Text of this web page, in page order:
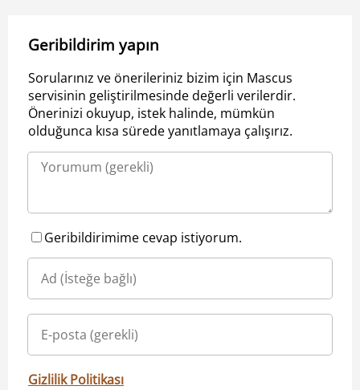
Geribildirim yapın
Sorularınız ve önerileriniz bizim için Mascus
servisinin geliştirilmesinde değerli verilerdir.
Önerinizi okuyup, istek halinde, mümkün
olduğunca kısa sürede yanıtlamaya çalışırız.
Geribildirimime cevap istiyorum.
Gizlilik Politikası